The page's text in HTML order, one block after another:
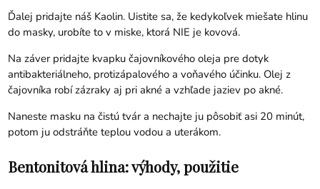
Ďalej pridajte náš Kaolin. Uistite sa, že kedykoľvek miešate hlinu
do masky, urobíte to v miske, ktorá NIE je kovová.
Na záver pridajte kvapku čajovníkového oleja pre dotyk
antibakteriálneho, protizápalového a voňavého účinku. Olej z
čajovníka robí zázraky aj pri akné a vzhľade jaziev po akné.
Naneste masku na čistú tvár a nechajte ju pôsobiť asi 20 minút,
potom ju odstráňte teplou vodou a uterákom.
Bentonitová hlina: výhody, použitie